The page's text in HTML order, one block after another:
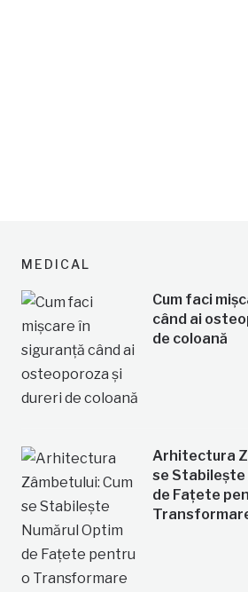
MEDICAL
Cum faci
când ai
de coloană
Arhitectura
se Stabilește
de Fațete